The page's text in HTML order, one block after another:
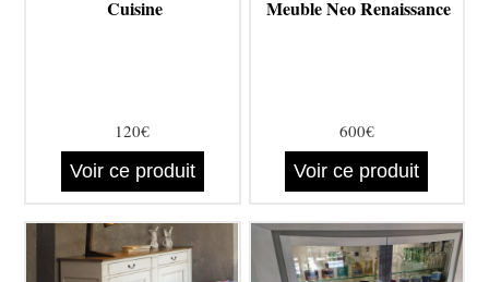
Cuisine
120€
Voir ce produit
Meuble Neo Renaissance
600€
Voir ce produit